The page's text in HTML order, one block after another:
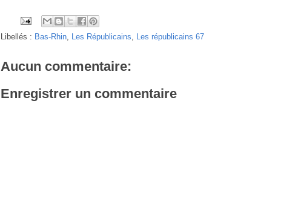
Libellés : Bas-Rhin Les Républicains Les républicains 67
Aucun commentaire:
Enregistrer un commentaire